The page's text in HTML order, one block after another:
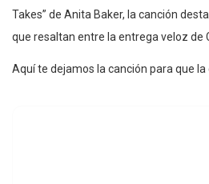
Takes” de Anita Baker, la canción
que resaltan entre la entrega veloz de
Aquí te dejamos la canción para que la